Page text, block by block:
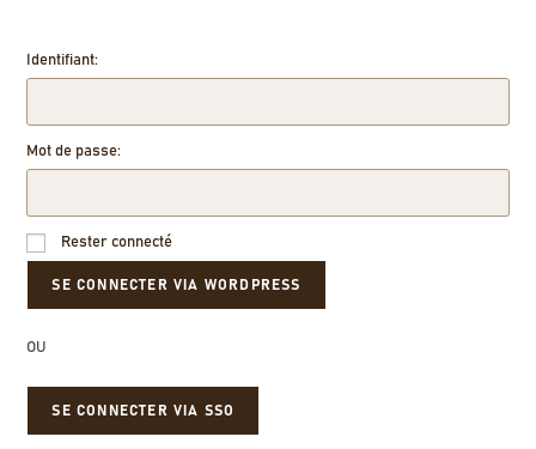
Identifiant:
Mot de passe:
Rester connecté
OU
SE CONNECTER VIA SSO